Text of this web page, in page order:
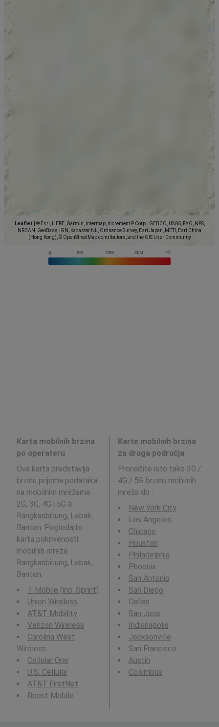
Leaflet
© Esri, HERE, Garmin, Intermap, increment P Corp., GEBCO, USGS, FAO, NPS,
NRCAN, GeoBase, IGN, Kadaster NL, Ordnance Survey, Esri Japan, METI, Esri China
(Hong Kong), © OpenStreetMap contributors, and the GIS User Community
Karta mobilnih brzina
po operateru
Ova karta predstavlja
brzinu prijema podataka
na mobilnim mrežama
2G, 3G, 4G i 5G à
Rangkasbitung, Lebak,
Banten. Pogledajte :
karta pokrivenosti
mobilnih mreža
Rangkasbitung, Lebak,
Banten.
T-Mobile (inc. Sprint)
Union Wireless
AT&T Mobility
Verizon Wireless
Carolina West
Wireless
Cellular One
U.S. Cellular
AT&T FirstNet
Boost Mobile
Karte mobilnih brzina
za druga područja
Pronađite isto tako 3G /
4G / 5G brzine mobilnih
mreža do :
New York City
Los Angeles
Chicago
Houston
Philadelphia
Phoenix
San Antonio
San Diego
Dallas
San Jose
Indianapolis
Jacksonville
San Francisco
Austin
Columbus